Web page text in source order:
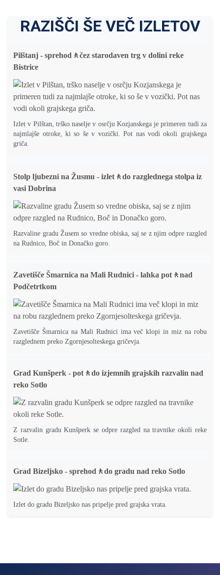
RAZIŠČI ŠE VEČ IZLETOV
Pilštanj - sprehod🚶čez starodaven trg v dolini reke
Bistrice
Izlet v Pilštan, trško naselje v osrčju Kozjanskega je primeren tudi za
najmlajše otroke, ki so še v vozički. Pot nas vodi okoli grajskega
griča.
Stolp ljubezni na Žusmu - izlet🚶do razglednega stolpa iz
vasi Dobrina
Razvaline gradu Žusem so vredne obiska, saj se z njim odpre razgled
na Rudnico, Boč in Donačko goro.
Zavetišče Šmarnica na Mali Rudnici - lahka pot🚶nad
Podčetrtkom
Zavetišče Šmarnica na Mali Rudnici ima več klopi in miz na robu
razglednem preko Zgornjesolteskega gričevja.
Grad Kunšperk - pot🚶do izjemnih grajskih razvalin nad
reko Sotlo
Z razvalin gradu Kunšperk se odpre razgled na travnike okoli reke
Sotle.
Grad Bizeljsko - sprehod🚶do gradu nad reko Sotlo
Izlet do gradu Bizeljsko nas pripelje pred grajska vrata.